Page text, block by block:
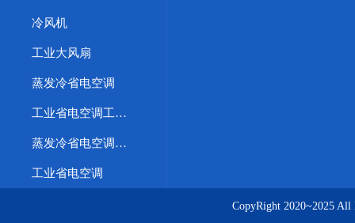
冷风机
工业大风扇
蒸发冷省电空调
工业省电空调工程案例
蒸发冷省电空调优势
工业省电空调
CopyRight 2020~2025